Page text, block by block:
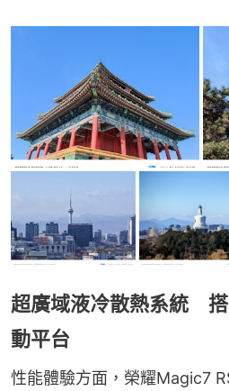
超廣域液冷散熱系統
動平台
性能體驗方面，榮耀Magic7